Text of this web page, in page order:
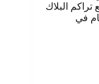
البلاك
في